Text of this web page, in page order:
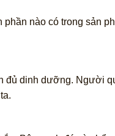
nào có trong sản
dinh dưỡng. Người